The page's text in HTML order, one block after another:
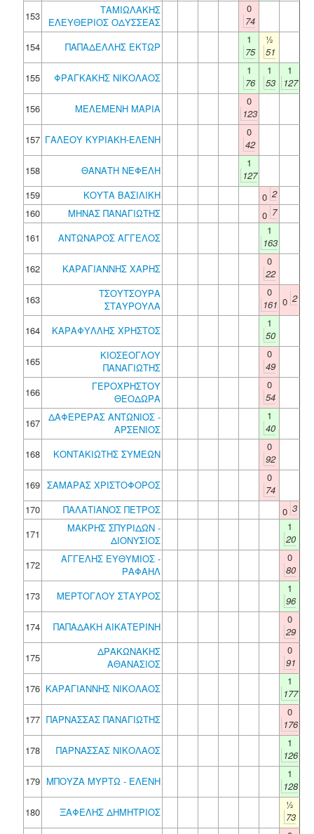
153
ΤΑΜΙΩΛΑΚΗΣ
ΕΛΕΥΘΕΡΙΟΣ ΟΔΥΣΣΕΑΣ
0
74
154
ΠΑΠΑΔΕΛΛΗΣ ΕΚΤΩΡ
1
75
½
51
155
ΦΡΑΓΚΑΚΗΣ ΝΙΚΟΛΑΟΣ
1
76
1
53
1
127
156
ΜΕΛΕΜΕΝΗ ΜΑΡΙΑ
0
123
157 ΓΑΛΕΟΥ ΚΥΡΙΑΚΗ-ΕΛΕΝΗ
0
42
158
ΘΑΝΑΤΗ ΝΕΦΕΛΗ
1
127
159
ΚΟΥΤΑ ΒΑΣΙΛΙΚΗ 0 2
160
ΜΗΝΑΣ ΠΑΝΑΓΙΩΤΗΣ 0 7
161
ΑΝΤΩΝΑΡΟΣ ΑΓΓΕΛΟΣ
1
163
162
ΚΑΡΑΓΙΑΝΝΗΣ ΧΑΡΗΣ
0
22
163
ΤΣΟΥΤΣΟΥΡΑ
ΣΤΑΥΡΟΥΛΑ
0
161 0 2
164 ΚΑΡΑΦΥΛΛΗΣ ΧΡΗΣΤΟΣ
1
50
165
ΚΙΟΣΕΟΓΛΟΥ
ΠΑΝΑΓΙΩΤΗΣ
0
49
166
ΓΕΡΟΧΡΗΣΤΟΥ
ΘΕΟΔΩΡΑ
0
54
167
ΔΑΦΕΡΕΡΑΣ ΑΝΤΩΝΙΟΣ -
ΑΡΣΕΝΙΟΣ
1
40
168
ΚΟΝΤΑΚΙΩΤΗΣ ΣΥΜΕΩΝ
0
92
169 ΣΑΜΑΡΑΣ ΧΡΙΣΤΟΦΟΡΟΣ
0
74
170
ΠΑΛΑΤΙΑΝΟΣ ΠΕΤΡΟΣ 0 3
171
ΜΑΚΡΗΣ ΣΠΥΡΙΔΩΝ -
ΔΙΟΝΥΣΙΟΣ
1
20
172
ΑΓΓΕΛΗΣ ΕΥΘΥΜΙΟΣ -
ΡΑΦΑΗΛ
0
80
173
ΜΕΡΤΟΓΛΟΥ ΣΤΑΥΡΟΣ
1
96
174
ΠΑΠΑΔΑΚΗ ΑΙΚΑΤΕΡΙΝΗ
0
29
175
ΔΡΑΚΩΝΑΚΗΣ
ΑΘΑΝΑΣΙΟΣ
0
91
176 ΚΑΡΑΓΙΑΝΝΗΣ ΝΙΚΟΛΑΟΣ
1
177
177 ΠΑΡΝΑΣΣΑΣ ΠΑΝΑΓΙΩΤΗΣ
0
176
178
ΠΑΡΝΑΣΣΑΣ ΝΙΚΟΛΑΟΣ
1
126
179 ΜΠΟΥΖΑ ΜΥΡΤΩ - ΕΛΕΝΗ
1
128
180
ΞΑΦΕΛΗΣ ΔΗΜΗΤΡΙΟΣ
½
73